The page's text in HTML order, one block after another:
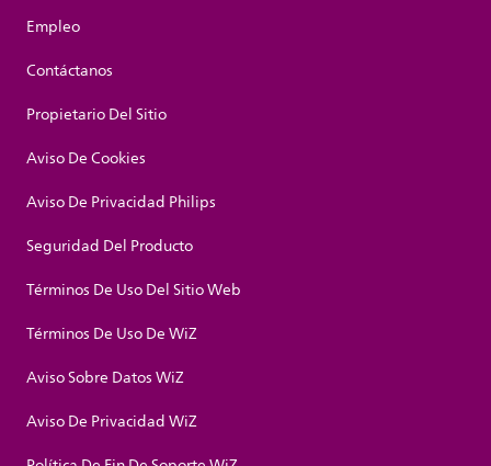
Empleo
Contáctanos
Propietario Del Sitio
Aviso De Cookies
Aviso De Privacidad Philips
Seguridad Del Producto
Términos De Uso Del Sitio Web
Términos De Uso De WiZ
Aviso Sobre Datos WiZ
Aviso De Privacidad WiZ